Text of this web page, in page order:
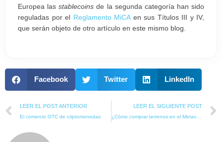
Europea lasstablecoins de la segunda categoría han sido
reguladas por el Reglamento MiCAen sus Títulos III y IV,
que serán objeto de otro artículo en este mismo blog.
Facebook Twitter LinkedIn
Prev
LEER EL POST ANTERIOR
El comercio OTC de criptomonedas
LEER EL SIGUIENTE POST
¿Cómo comprar terrenos en el Metaverso?